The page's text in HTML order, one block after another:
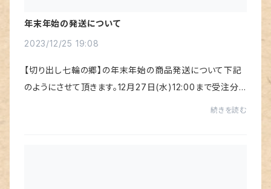
年末年始の発送について
2023/12/25 19:08
【切り出し七輪の郷】の年末年始の商品発送について下記
のようにさせて頂きます。12月27日(水)12:00まで受注分
続きを読む